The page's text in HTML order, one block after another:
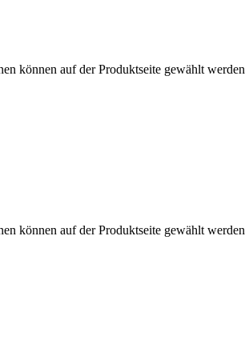
können auf der Produktseite gewählt werden
können auf der Produktseite gewählt werden